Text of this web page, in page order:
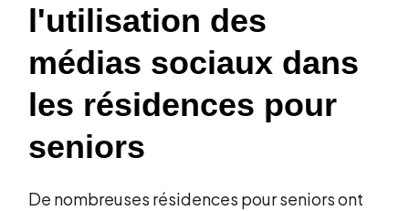
l'utilisation des
médias sociaux dans
les résidences pour
seniors
De nombreuses résidences pour seniors ont